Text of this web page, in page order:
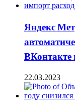
Яндекс
22.03.2023